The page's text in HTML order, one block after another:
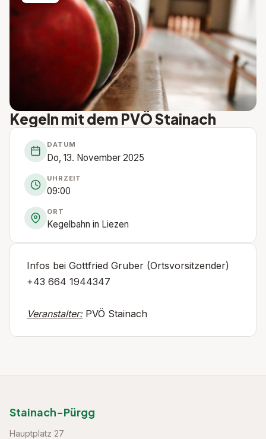
Kegeln mit dem PVÖ Stainach
DATUM
Do, 13. November 2025
UHRZEIT
09:00
ORT
Kegelbahn in Liezen
Infos bei Gottfried Gruber (Ortsvorsitzender)
+43 664 1944347
Veranstalter:PVÖ Stainach
Stainach-Pürgg
Hauptplatz 27